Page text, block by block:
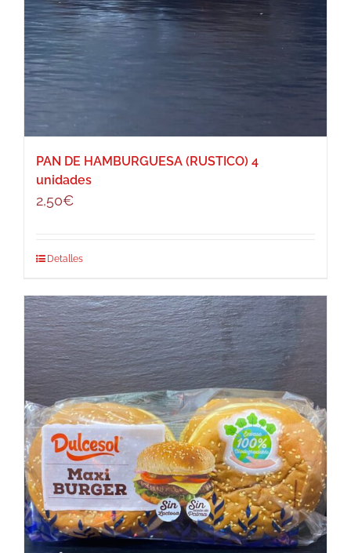
PAN DE HAMBURGUESA (RUSTICO) 4
unidades
2,50€
Detalles